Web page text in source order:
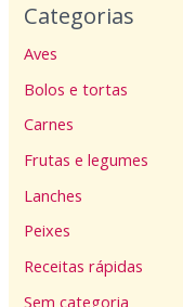
Categorias
Aves
Bolos e tortas
Carnes
Frutas e legumes
Lanches
Peixes
Receitas rápidas
Sem categoria